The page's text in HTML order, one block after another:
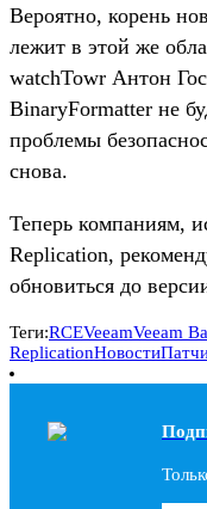
Вероятно, корень
лежит в этой же
watchTowr Антон
BinaryFormatter не
проблемы
снова.
Теперь компаниям,
Replication,
обновиться до
Теги:RCEVeeamVeeam
ReplicationНовости